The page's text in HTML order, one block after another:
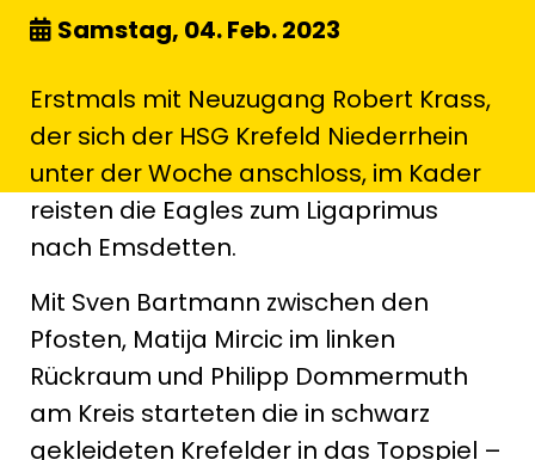
Samstag, 04. Feb. 2023
Erstmals mit Neuzugang Robert Krass,
der sich der HSG Krefeld Niederrhein
unter der Woche anschloss, im Kader
reisten die Eagles zum Ligaprimus
nach Emsdetten.
Mit Sven Bartmann zwischen den
Pfosten, Matija Mircic im linken
Rückraum und Philipp Dommermuth
am Kreis starteten die in schwarz
gekleideten Krefelder in das Topspiel –